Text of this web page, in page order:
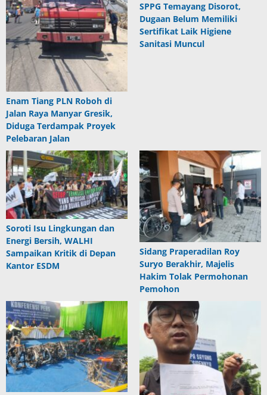
Enam Tiang PLN Roboh di
Jalan Raya Manyar Gresik,
Diduga Terdampak Proyek
Pelebaran Jalan
SPPG Temayang Disorot,
Dugaan Belum Memiliki
Sertifikat Laik Higiene
Sanitasi Muncul
Soroti Isu Lingkungan dan
Energi Bersih, WALHI
Sampaikan Kritik di Depan
Kantor ESDM
Sidang Praperadilan Roy
Suryo Berakhir, Majelis
Hakim Tolak Permohonan
Pemohon